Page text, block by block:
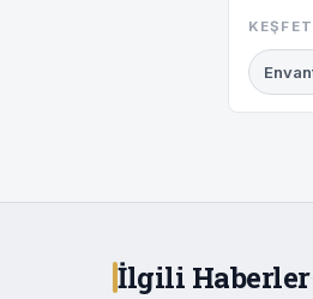
KEŞFET
İlgili Haberler